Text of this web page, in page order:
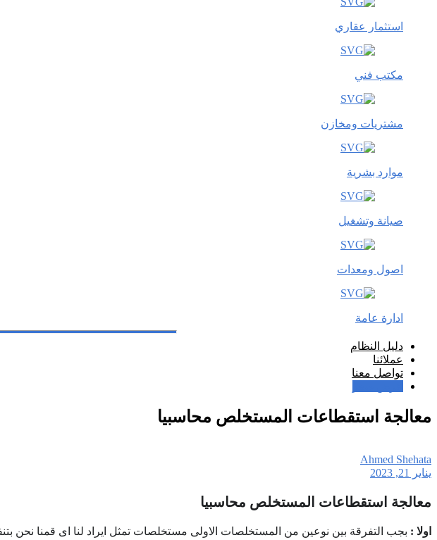
استثمار عقاري
مكتب فني
مشتريات ومخازن
موارد بشرية
صيانة وتشغيل
اصول ومعدات
ادارة عامة
دليل النظام
عملائنا
تواصل معنا
معالجة استقطاعات المستخلص محاسبيا
Ahmed Shehata
يناير 21, 2023
معالجة استقطاعات المستخلص محاسبيا
اولا : بجب التفرقة بين نوعين من المستخلصات الاولى مستخلصات تمثل ايراد لنا اى قمنا نحن